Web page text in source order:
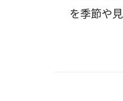
を季節や